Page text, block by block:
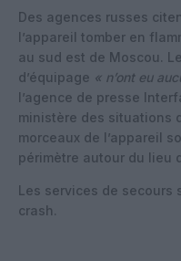
Des agences russes
l’appareil tomber en
au sud est de Moscou.
d’équipage « n’ont eu
l’agence de presse
ministère des situations
morceaux de l’appareil
périmètre autour du lieu
Les services de secours
crash.